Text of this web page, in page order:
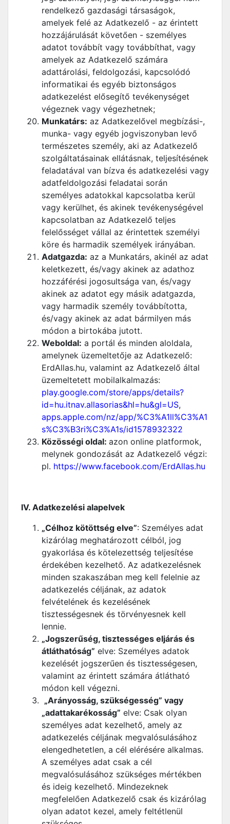
rendelkező gazdasági társaságok,
amelyek felé az Adatkezelő - az érintett
hozzájárulását követően - személyes
adatot továbbít vagy továbbíthat, vagy
amelyek az Adatkezelő számára
adattárolási, feldolgozási, kapcsolódó
informatikai és egyéb biztonságos
adatkezelést elősegítő tevékenységet
végeznek vagy végezhetnek;
Munkatárs: az Adatkezelővel megbízási-,
munka- vagy egyéb jogviszonyban levő
természetes személy, aki az Adatkezelő
szolgáltatásainak ellátásnak, teljesítésének
feladatával van bízva és adatkezelési vagy
adatfeldolgozási feladatai során
személyes adatokkal kapcsolatba kerül
vagy kerülhet, és akinek tevékenységével
kapcsolatban az Adatkezelő teljes
felelősséget vállal az érintettek személyi
köre és harmadik személyek irányában.
Adatgazda: az a Munkatárs, akinél az adat
keletkezett, és/vagy akinek az adathoz
hozzáférési jogosultsága van, és/vagy
akinek az adatot egy másik adatgazda,
vagy harmadik személy továbbította,
és/vagy akinek az adat bármilyen más
módon a birtokába jutott.
Weboldal: a portál és minden aloldala,
amelynek üzemeltetője az Adatkezelő:
ErdAllas.hu, valamint az Adatkezelő által
üzemeltetett mobilalkalmazás:
play.google.com/store/apps/details?
id=hu.itnav.allasorias&hl=hu&gl=US,
apps.apple.com/nz/app/%C3%A1ll%C3%A1
s%C3%B3ri%C3%A1s/id1578932322
Közösségi oldal: azon online platformok,
melynek gondozását az Adatkezelő végzi:
pl. https://www.facebook.com/ErdAllas.hu
IV. Adatkezelési alapelvek
„Célhoz kötöttség elve”: Személyes adat
kizárólag meghatározott célból, jog
gyakorlása és kötelezettség teljesítése
érdekében kezelhető. Az adatkezelésnek
minden szakaszában meg kell felelnie az
adatkezelés céljának, az adatok
felvételének és kezelésének
tisztességesnek és törvényesnek kell
lennie.
„Jogszerűség, tisztességes eljárás és
átláthatóság” elve: Személyes adatok
kezelését jogszerűen és tisztességesen,
valamint az érintett számára átlátható
módon kell végezni.
„Arányosság, szükségesség” vagy
„adattakarékosság” elve: Csak olyan
személyes adat kezelhető, amely az
adatkezelés céljának megvalósulásához
elengedhetetlen, a cél elérésére alkalmas.
A személyes adat csak a cél
megvalósulásához szükséges mértékben
és ideig kezelhető. Mindezeknek
megfelelően Adatkezelő csak és kizárólag
olyan adatot kezel, amely feltétlenül